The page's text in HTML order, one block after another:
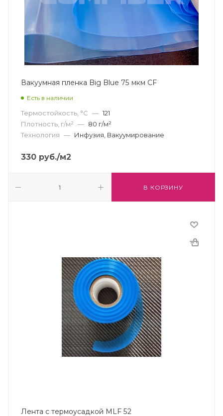
Вакуумная пленка Big Blue 75 мкм CF
Есть в наличии
Термостойкость, °С — 121
Плотность, г/м² — 80 г/м²
Технология — Инфузия, Вакуумирование
330 руб./м2
В КОРЗИНУ
Лента с термоусадкой MLF 52